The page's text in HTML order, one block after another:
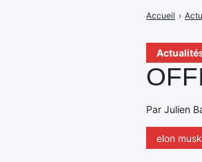
Par Julien
elon musk
Accueil ›